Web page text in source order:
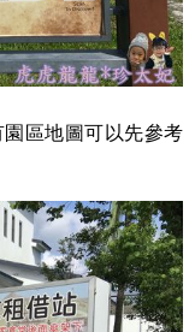
區地圖可以先參考